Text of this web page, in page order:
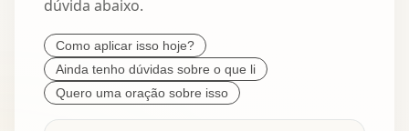
dúvida abaixo.
Como aplicar isso hoje?
Ainda tenho dúvidas sobre o que li
Quero uma oração sobre isso